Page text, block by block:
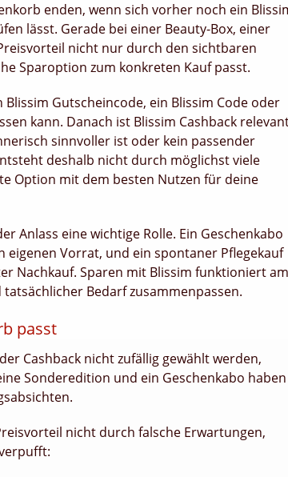
enden, wenn sich vorher noch ein
lässt. Gerade bei einer Beauty-Box, einer
nicht nur durch den sichtbaren
Sparoption zum konkreten Kauf passt.
Gutscheincode, ein Blissim Code oder
kann. Danach ist Blissim Cashback
sinnvoller ist oder kein passender
deshalb nicht durch möglichst viele
Option mit dem besten Nutzen für deine
Anlass eine wichtige Rolle. Ein Geschenkabo
Vorrat, und ein spontaner Pflegekauf
Nachkauf. Sparen mit Blissim funktioniert am
Bedarf zusammenpassen.
passt
Cashback nicht zufällig gewählt werden,
Sonderedition und ein Geschenkabo haben
nicht durch falsche Erwartungen,